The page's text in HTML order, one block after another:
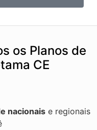
os Planos de
CE
nacionaise regionais